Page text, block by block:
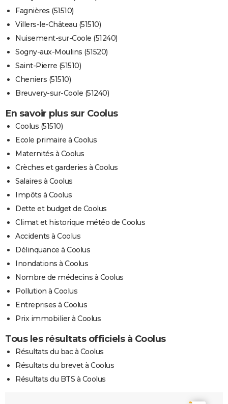
Fagnières (51510)
Villers-le-Château (51510)
Nuisement-sur-Coole (51240)
Sogny-aux-Moulins (51520)
Saint-Pierre (51510)
Cheniers (51510)
Breuvery-sur-Coole (51240)
En savoir plus sur Coolus
Coolus (51510)
Ecole primaire à Coolus
Maternités à Coolus
Crèches et garderies à Coolus
Salaires à Coolus
Impôts à Coolus
Dette et budget de Coolus
Climat et historique météo de Coolus
Accidents à Coolus
Délinquance à Coolus
Inondations à Coolus
Nombre de médecins à Coolus
Pollution à Coolus
Entreprises à Coolus
Prix immobilier à Coolus
Tous les résultats officiels à Coolus
Résultats du bac à Coolus
Résultats du brevet à Coolus
Résultats du BTS à Coolus